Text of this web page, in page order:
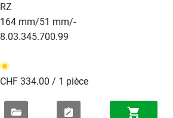
RZ
164 mm/51 mm/-
8.03.345.700.99
CHF 334.00 / 1 pièce